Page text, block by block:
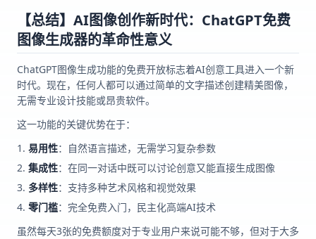
【总结】AI图像创作新时代：ChatGPT免费
图像生成器的革命性意义
ChatGPT图像生成功能的免费开放标志着AI创意工具进入一个新
时代。现在，任何人都可以通过简单的文字描述创建精美图像，
无需专业设计技能或昂贵软件。
这一功能的关键优势在于：
易用性：自然语言描述，无需学习复杂参数
集成性：在同一对话中既可以讨论创意又能直接生成图像
多样性：支持多种艺术风格和视觉效果
零门槛：完全免费入门，民主化高端AI技术
虽然每天3张的免费额度对于专业用户来说可能不够，但对于大多